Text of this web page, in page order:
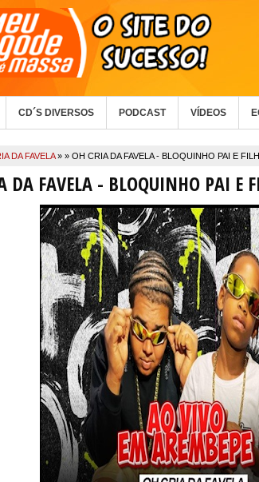
CD´S DIVERSOS PODCAST VÍDEOS
DA FAVELA» » OH CRIA DA FAVELA - BLOQUINHO PAI E
DA FAVELA - BLOQUINHO PAI E